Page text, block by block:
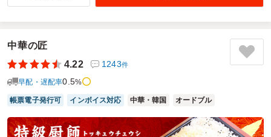
4.5
皆から大変好評で、美味しさと品質に感動してもらえまし
特に、焼肉の味付けが絶妙で、肉の柔らかさも完璧でした。
量も適切で満足感が高かったですが、副菜にもう少しサラダ
のような野菜があればさらに良かったという意見もありまし
た。
特別な場面での食事として、再度利用したいと思います。
中華の匠
4.22
1243件
早配・遅配率0.5%
帳票電子発行可 インボイス対応 中華・韓国 オードブル